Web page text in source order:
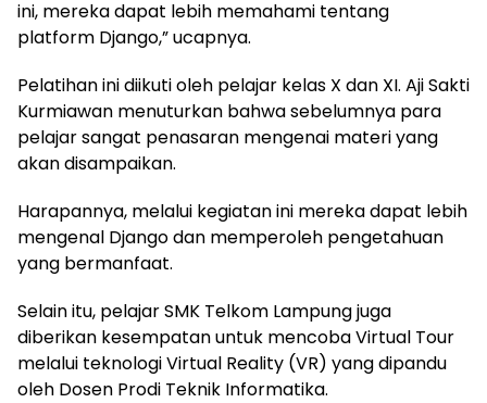
ini, mereka dapat lebih memahami tentang
platform Django,” ucapnya.
Pelatihan ini diikuti oleh pelajar kelas X dan XI. Aji Sakti
Kurmiawan menuturkan bahwa sebelumnya para
pelajar sangat penasaran mengenai materi yang
akan disampaikan.
Harapannya, melalui kegiatan ini mereka dapat lebih
mengenal Django dan memperoleh pengetahuan
yang bermanfaat.
Selain itu, pelajar SMK Telkom Lampung juga
diberikan kesempatan untuk mencoba Virtual Tour
melalui teknologi Virtual Reality (VR) yang dipandu
oleh Dosen Prodi Teknik Informatika.